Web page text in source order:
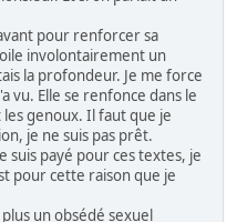
pour renforcer sa
involontairement un
la profondeur. Je me force
vu. Elle se renfonce dans le
genoux. Il faut que je
je ne suis pas prêt.
suis payé pour ces textes, je
pour cette raison que je
un obsédé sexuel